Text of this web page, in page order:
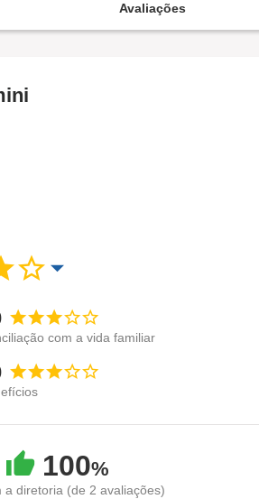
Avaliações
com a vida familiar
100%
a diretoria (de 2 avaliações)